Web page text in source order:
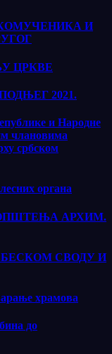
И
ЦРКВЕ
2021.
и Народне
члановима
србском
органа
АРХИМ.
СВОДУ И
храмова
до